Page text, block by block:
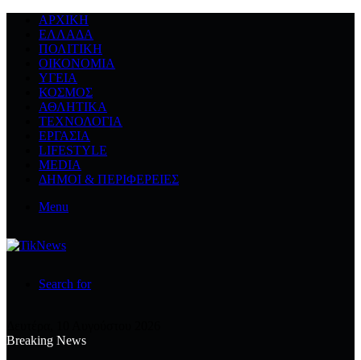
ΑΡΧΙΚΉ
ΕΛΛΆΔΑ
ΠΟΛΙΤΙΚΉ
ΟΙΚΟΝΟΜΊΑ
ΥΓΕΊΑ
ΚΌΣΜΟΣ
ΑΘΛΗΤΙΚΆ
ΤΕΧΝΟΛΟΓΙΆ
ΕΡΓΑΣΊΑ
LIFESTYLE
MEDIA
ΔΉΜΟΙ & ΠΕΡΙΦΈΡΕΙΕΣ
Menu
Search for
Breaking News